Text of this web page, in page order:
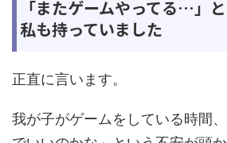
「またゲームやってる…」と
私も持っていました
正直に言います。
我が子がゲームをしている時間